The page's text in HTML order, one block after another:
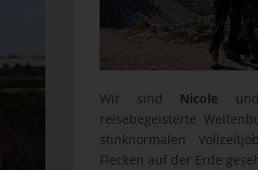
Wir sind Nicole
reisebegeisterte
stinknormalen
Flecken auf der Erde